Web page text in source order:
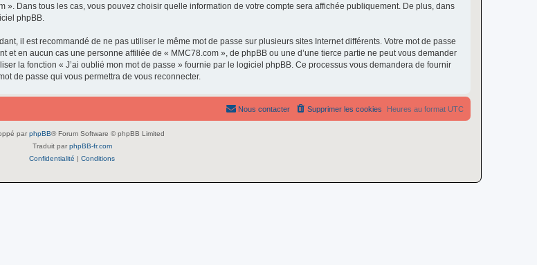
». Dans tous les cas, vous pouvez choisir quelle information de votre compte sera affichée publiquement. De plus, dans
phpBB.
il est recommandé de ne pas utiliser le même mot de passe sur plusieurs sites Internet différents. Votre mot de passe
et en aucun cas une personne affiliée de « MMC78.com », de phpBB ou une d’une tierce partie ne peut vous demander
la fonction « J’ai oublié mon mot de passe » fournie par le logiciel phpBB. Ce processus vous demandera de fournir
de passe qui vous permettra de vous reconnecter.
Heures au format UTC
Supprimer les cookies
Nous contacter
par phpBB® Forum Software © phpBB Limited
Traduit par phpBB-fr.com
Confidentialité | Conditions